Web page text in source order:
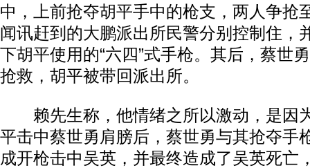
中，上前抢夺胡平手中的枪支，两人争抢
闻讯赶到的大鹏派出所民警分别控制住，
下胡平使用的“六四”式手枪。其后，蔡世
抢救，胡平被带回派出所。
赖先生称，他情绪之所以激动，是因
平击中蔡世勇肩膀后，蔡世勇与其抢夺手
成开枪击中吴英，并最终造成了吴英死亡